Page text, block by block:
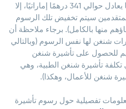
المتقدمين أي ما يعادل حوالي 341 درهمًا إماراتيًا، إلا
سيتم تخفيض تلك الرسوم
منها بالكامل). برجاء ملاحظة أن
شنغن لها نفس الرسوم (وبالتالي
للحصول على تأشيرة شنغن
تكلفة تأشيرة شنغن الطبية، وهي
شنغن للأعمال، وهكذا).
تفصيلية حول رسوم تأشيرة